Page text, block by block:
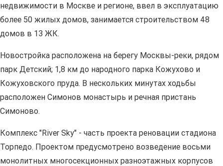
недвижимости в Москве и регионе, ввел в эксплуатацию
более 50 жилых домов, занимается строительством 48
домов в 13 ЖК.
Новостройка расположена на берегу Москвы-реки, рядом
парк Детский; 1,8 км до народного парка Кожухово и
Кожуховского пруда. В нескольких минутах ходьбы
расположен Симонов монастырь и речная пристань
Симоново.
Комплекс "River Sky" - часть проекта реновации стадиона
Торпедо. Проектом предусмотрено возведение восьми
монолитных многосекционных разноэтажных корпусов